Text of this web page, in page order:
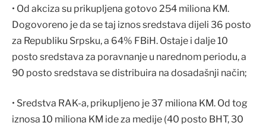
• Od akciza su prikupljena gotovo 254 miliona KM.
Dogovoreno je da se taj iznos sredstava dijeli 36 posto
za Republiku Srpsku, a 64% FBiH. Ostaje i dalje 10
posto sredstava za poravnanje u narednom periodu, a
90 posto sredstava se distribuira na dosadašnji način;
• Sredstva RAK-a, prikupljeno je 37 miliona KM. Od tog
iznosa 10 miliona KM ide za medije (40 posto BHT, 30